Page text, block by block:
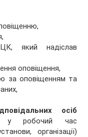
який надіслав
оповіщення,
за оповіщенням та
осіб
у робочий час
організації)